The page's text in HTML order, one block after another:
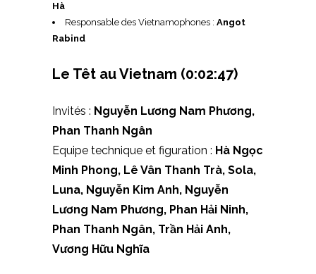
Hà
Responsable des Vietnamophones : Angot
Rabind
Le Têt au Vietnam (0:02:47)
Invités : Nguyễn Lương Nam Phương,
Phan Thanh Ngân
Equipe technique et figuration : Hà Ngọc
Minh Phong, Lê Vân Thanh Trà, Sola,
Luna, Nguyễn Kim Anh, Nguyễn
Lương Nam Phương, Phan Hải Ninh,
Phan Thanh Ngân, Trần Hải Anh,
Vương Hữu Nghĩa